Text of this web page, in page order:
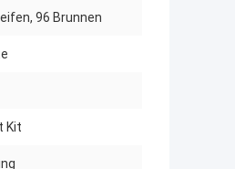
96 Brunnen
Kit